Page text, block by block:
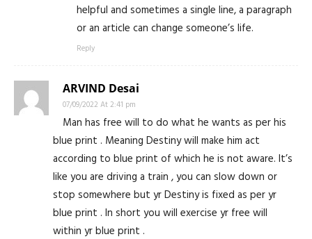
helpful and sometimes a single line, a paragraph
or an article can change someone’s life.
Reply
ARVIND Desai
07/09/2022 At 2:41 pm
Man has free will to do what he wants as per his
blue print . Meaning Destiny will make him act
according to blue print of which he is not aware. It’s
like you are driving a train , you can slow down or
stop somewhere but yr Destiny is fixed as per yr
blue print . In short you will exercise yr free will
within yr blue print .